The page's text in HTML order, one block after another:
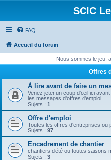
SCIC
FAQ
Accueil du forum
Nous sommes le jeu.
Offres
À lire avant de faire un
Venez jeter un coup d'oeil ici
les messages d'offres d'emploi
Sujets : 1
Offre d'emploi
Toutes les offres d'entreprises ou
Sujets : 97
Encadrement de chantier
chantiers d'été ou toutes saisons
Sujets : 3